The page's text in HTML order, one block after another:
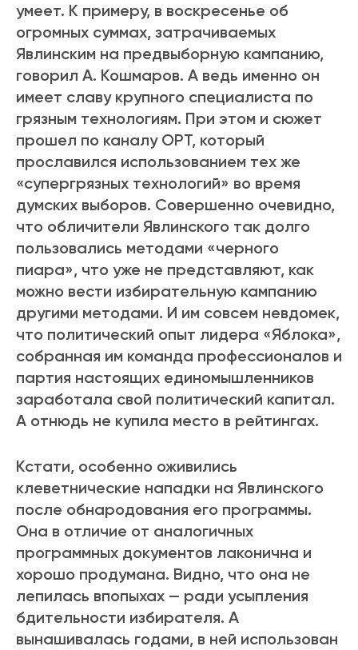
умеет. К примеру, в воскресенье об
огромных суммах, затрачиваемых
Явлинским на предвыборную кампанию,
говорил А. Кошмаров. А ведь именно он
имеет славу крупного специалиста по
грязным технологиям. При этом и сюжет
прошел по каналу ОРТ, который
прославился использованием тех же
«супергрязных технологий» во время
думских выборов. Совершенно очевидно,
что обличители Явлинского так долго
пользовались методами «черного
пиара», что уже не представляют, как
можно вести избирательную кампанию
другими методами. И им совсем невдомек,
что политический опыт лидера «Яблока»,
собранная им команда профессионалов и
партия настоящих единомышленников
заработала свой политический капитал.
А отнюдь не купила место в рейтингах.
Кстати, особенно оживились
клеветнические нападки на Явлинского
после обнародования его программы.
Она в отличие от аналогичных
программных документов лаконична и
хорошо продумана. Видно, что она не
лепилась впопыхах — ради усыпления
бдительности избирателя. А
вынашивалась годами, в ней использован